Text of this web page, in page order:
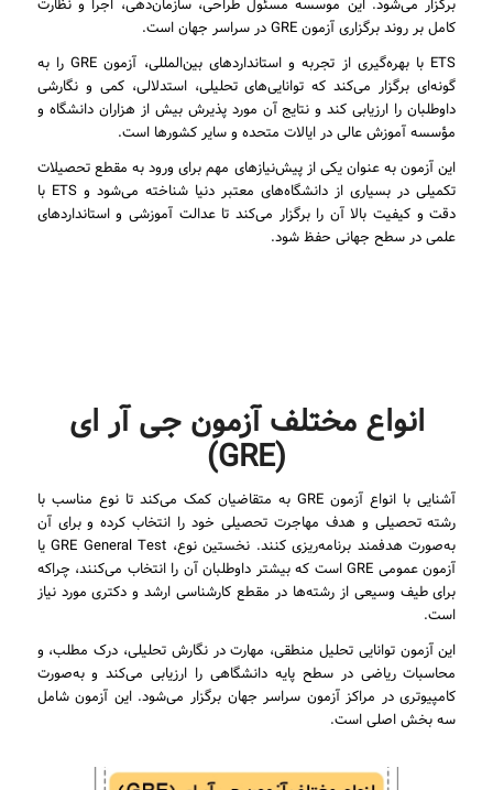
برگزار می‌شود. این موسسه مسئول طراحی، سازمان‌دهی، اجرا و نظارت
کامل بر روند برگزاری آزمون GRE در سراسر جهان است.
ETS با بهره‌گیری از تجربه و استانداردهای بین‌المللی، آزمون GRE را به
گونه‌ای برگزار می‌کند که توانایی‌های تحلیلی، استدلالی، کمی و نگارشی
داوطلبان را ارزیابی کند و نتایج آن مورد پذیرش بیش از هزاران دانشگاه و
مؤسسه آموزش عالی در ایالات متحده و سایر کشورها است.
این آزمون به عنوان یکی از پیش‌نیازهای مهم برای ورود به مقطع تحصیلات
تکمیلی در بسیاری از دانشگاه‌های معتبر دنیا شناخته می‌شود و ETS با
دقت و کیفیت بالا آن را برگزار می‌کند تا عدالت آموزشی و استانداردهای
علمی در سطح جهانی حفظ شود.
انواع مختلف آزمون جی آر ای
(GRE)
آشنایی با انواع آزمون GRE به متقاضیان کمک می‌کند تا نوع مناسب با
رشته تحصیلی و هدف مهاجرت تحصیلی خود را انتخاب کرده و برای آن
به‌صورت هدفمند برنامه‌ریزی کنند. نخستین نوع، GRE General Test یا
آزمون عمومی GRE است که بیشتر داوطلبان آن را انتخاب می‌کنند، چراکه
برای طیف وسیعی از رشته‌ها در مقطع کارشناسی ارشد و دکتری مورد نیاز
است.
این آزمون توانایی تحلیل منطقی، مهارت در نگارش تحلیلی، درک مطلب، و
محاسبات ریاضی در سطح پایه دانشگاهی را ارزیابی می‌کند و به‌صورت
کامپیوتری در مراکز آزمون سراسر جهان برگزار می‌شود. این آزمون شامل
سه بخش اصلی است.